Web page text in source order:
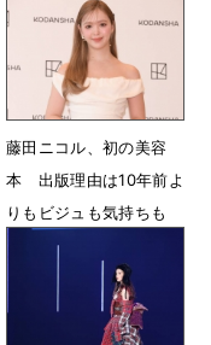
藤田ニコル、初の美容
本 出版理由は10年前よ
りもビジュも気持ちも
「垢抜けたなって」
3月17日 16時53分